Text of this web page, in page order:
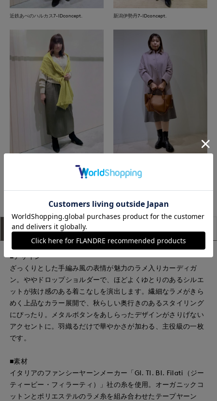
近鉄あべのハルカス7-IDconcept. 新潟伊勢丹7-IDconcept.
アイテム説明
■デザイン
ざっくりとした手編み風の表情が魅力のラメ入りカーディガ
ン。ややドロップショルダーで、ほどよくゆとりのあるシルエ
ットが抜け感のある着こなしを演出します。繊細なラメがきら
めく上品なカラー展開で、秋らしい奥行きのあるスタイリング
にぴったり。メタルボタンをあしらったデザインがさりげない
アクセントに。羽織るだけで華やかさが加わる、主役級の一枚
です。
■素材
イタリアのファンシーヤーンメーカー「GI. TI. BI. Filati（ジー
ティービー・フィラーティ）」社の糸を使用。オーガニックコ
ットンとポリエステルのラメ糸を組み合わせたテープヤーン